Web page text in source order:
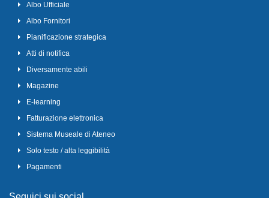
Albo Ufficiale
Albo Fornitori
Pianificazione strategica
Atti di notifica
Diversamente abili
Magazine
E-learning
Fatturazione elettronica
Sistema Museale di Ateneo
Solo testo / alta leggibilità
Pagamenti